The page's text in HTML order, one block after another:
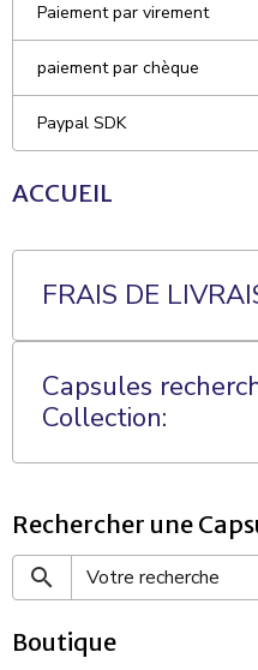
Paiement par virement
paiement par chèque
Paypal SDK
ACCUEIL
FRAIS DE
Capsules
Collection:
Rechercher une
Boutique